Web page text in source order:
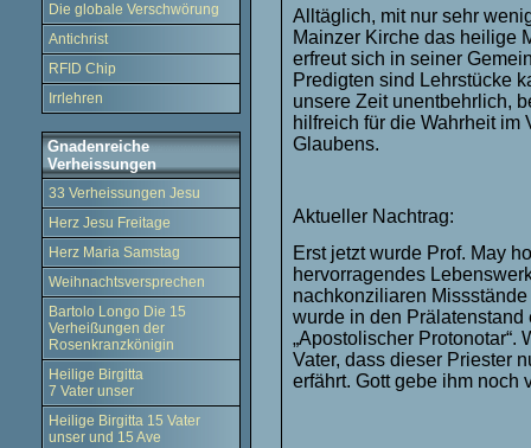
Die globale Verschwörung
Antichrist
RFID Chip
Irrlehren
Gnadenreiche
Verheissungen
33 Verheissungen Jesu
Herz Jesu Freitage
Herz Maria Samstag
Weihnachtsversprechen
Bartolo Longo Die 15
Verheißungen der
Rosenkranzkönigin
Heilige Birgitta
7 Vater unser
Heilige Birgitta 15 Vater
unser und 15 Ave
Alltäglich, mit nur sehr
Mainzer Kirche das heilige
erfreut sich in seiner
Predigten sind Lehrstücke
unsere Zeit unentbehrlich,
hilfreich für die Wahrheit im
Glaubens.
Aktueller Nachtrag:
Erst jetzt wurde Prof. May
hervorragendes
nachkonziliaren
wurde in den
„Apostolischer Protonotar“.
Vater, dass dieser Priester
erfährt. Gott gebe ihm noch